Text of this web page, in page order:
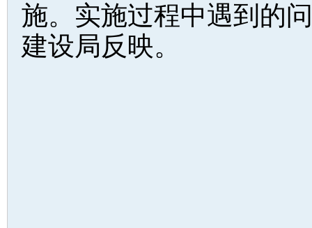
施。实施过程中遇到的
建设局反映。